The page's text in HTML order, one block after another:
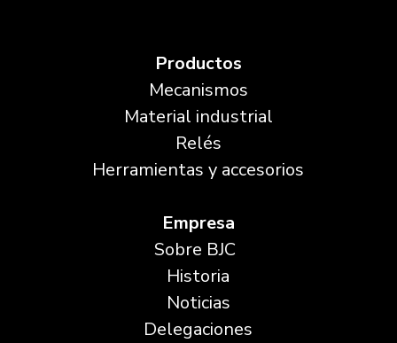
Productos
Mecanismos
Material industrial
Relés
Herramientas y accesorios
Empresa
Sobre BJC
Historia
Noticias
Delegaciones